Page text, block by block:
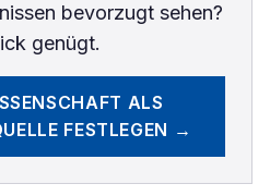
bevorzugt sehen?
genügt.
ALS
FESTLEGEN →